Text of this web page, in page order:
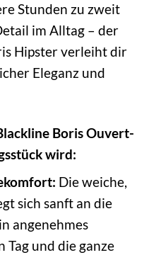
Stunden zu zweit
im Alltag – der
Hipster verleiht dir
Eleganz und
Boris Ouvert-
wird:
Die weiche,
sich sanft an die
angenehmes
Tag und die ganze